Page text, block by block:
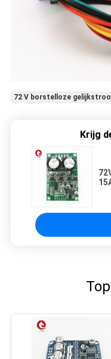
72 V borstelloze
Krijg